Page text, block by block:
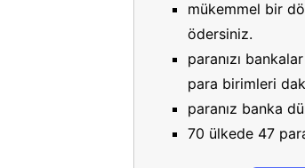
mükemmel bir
ödersiniz.
paranızı
para birimleri
paranız banka
70 ülkede 47